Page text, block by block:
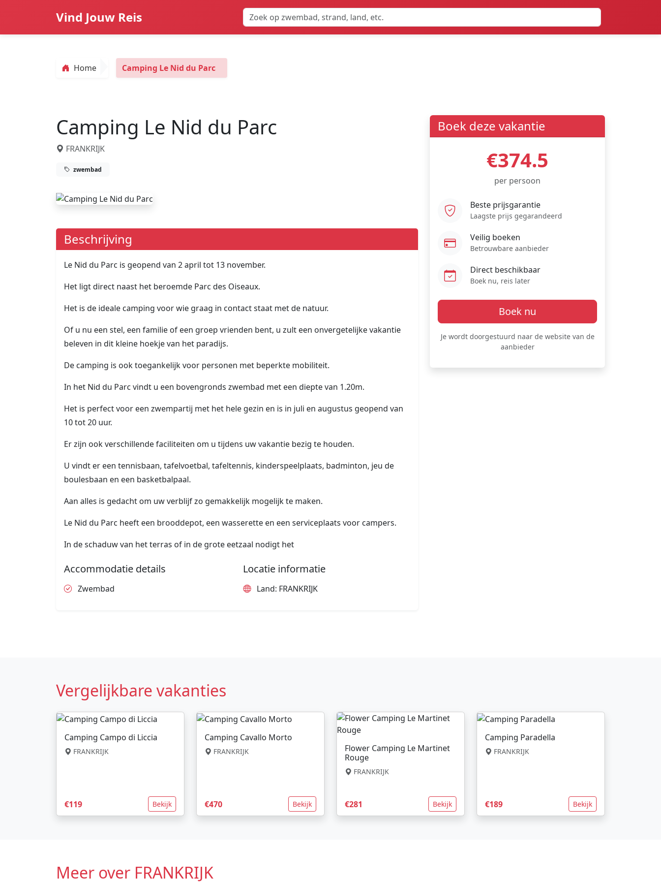
Vind Jouw Reis
Home Camping Le Nid du Parc
Camping Le Nid du Parc
FRANKRIJK
zwembad
Beschrijving
Le Nid du Parc is geopend van 2 april tot 13 november.
Het ligt direct naast het beroemde Parc des Oiseaux.
Het is de ideale camping voor wie graag in contact staat met de natuur.
Of u nu een stel, een familie of een groep vrienden bent, u zult een onvergetelijke vakantie
beleven in dit kleine hoekje van het paradijs.
De camping is ook toegankelijk voor personen met beperkte mobiliteit.
In het Nid du Parc vindt u een bovengronds zwembad met een diepte van 1.20m.
Het is perfect voor een zwempartij met het hele gezin en is in juli en augustus geopend van
10 tot 20 uur.
Er zijn ook verschillende faciliteiten om u tijdens uw vakantie bezig te houden.
U vindt er een tennisbaan, tafelvoetbal, tafeltennis, kinderspeelplaats, badminton, jeu de
boulesbaan en een basketbalpaal.
Aan alles is gedacht om uw verblijf zo gemakkelijk mogelijk te maken.
Le Nid du Parc heeft een brooddepot, een wasserette en een serviceplaats voor campers.
In de schaduw van het terras of in de grote eetzaal nodigt het
Accommodatie details
Zwembad
Locatie informatie
Land: FRANKRIJK
Boek deze vakantie
€374.5
per persoon
Beste prijsgarantie
Laagste prijs gegarandeerd
Veilig boeken
Betrouwbare aanbieder
Direct beschikbaar
Boek nu, reis later
Boek nu
Je wordt doorgestuurd naar de website van de
aanbieder
Vergelijkbare vakanties
Camping Campo di Liccia
FRANKRIJK
€119 Bekijk
Camping Cavallo Morto
FRANKRIJK
€470 Bekijk
Flower Camping Le Martinet
Rouge
FRANKRIJK
€281 Bekijk
Camping Paradella
FRANKRIJK
€189 Bekijk
Meer over FRANKRIJK